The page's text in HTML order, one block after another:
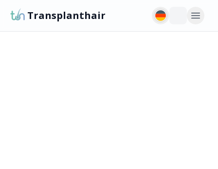
Transplanthair